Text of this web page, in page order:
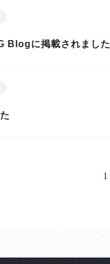
Blogに掲載されました
1